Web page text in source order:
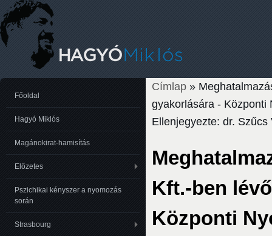
Címlap »
gyakorlására - Központi
Ellenjegyezte: dr.
Kft.-ben
Központi
Főoldal
Hagyó Miklós
Magánokirat-hamisítás
Előzetes
Pszichikai kényszer a nyomozás
során
Strasbourg